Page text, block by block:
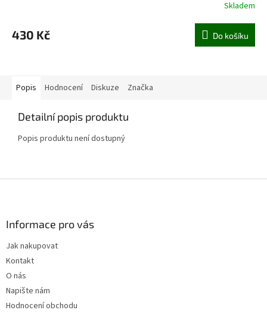
Skladem
430 Kč Do košíku
Popis Hodnocení Diskuze Značka
Detailní popis produktu
Popis produktu není dostupný
Informace pro vás
Jak nakupovat
Kontakt
O nás
Napište nám
Hodnocení obchodu